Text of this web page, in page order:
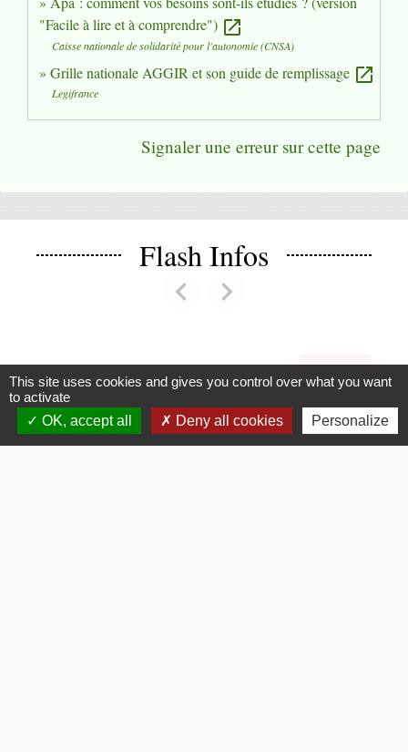
"Facile à lire et à comprendre") open_in_new
Caisse nationale de solidarité pour l'autonomie (CNSA)
Grille nationale AGGIR et son guide de remplissage open_in_new
Legifrance
Signaler une erreur sur cette page
Flash Infos
chevron_leftPrevious
chevron_rightNext
Voir tout
La Mairie
This site uses cookies and gives you control over what you want
to activate
OK, accept all
Deny all cookies Personalize